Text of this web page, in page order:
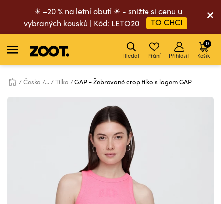
☀ –20 % na letní obutí ☀ - snižte si cenu u
vybraných kousků | Kód: LETO20
TO CHCI
Hledat Přání Přihlásit Košík
0
Česko ... Tílka GAP - Žebrované crop tílko s logem GAP